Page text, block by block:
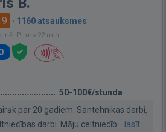
· 1160 atsauksmes
Pirms 22 min.
50-100€/stunda
par 20 gadiem. Santehnikas darbi,
darbi. Māju celtniecīb...
lasīt